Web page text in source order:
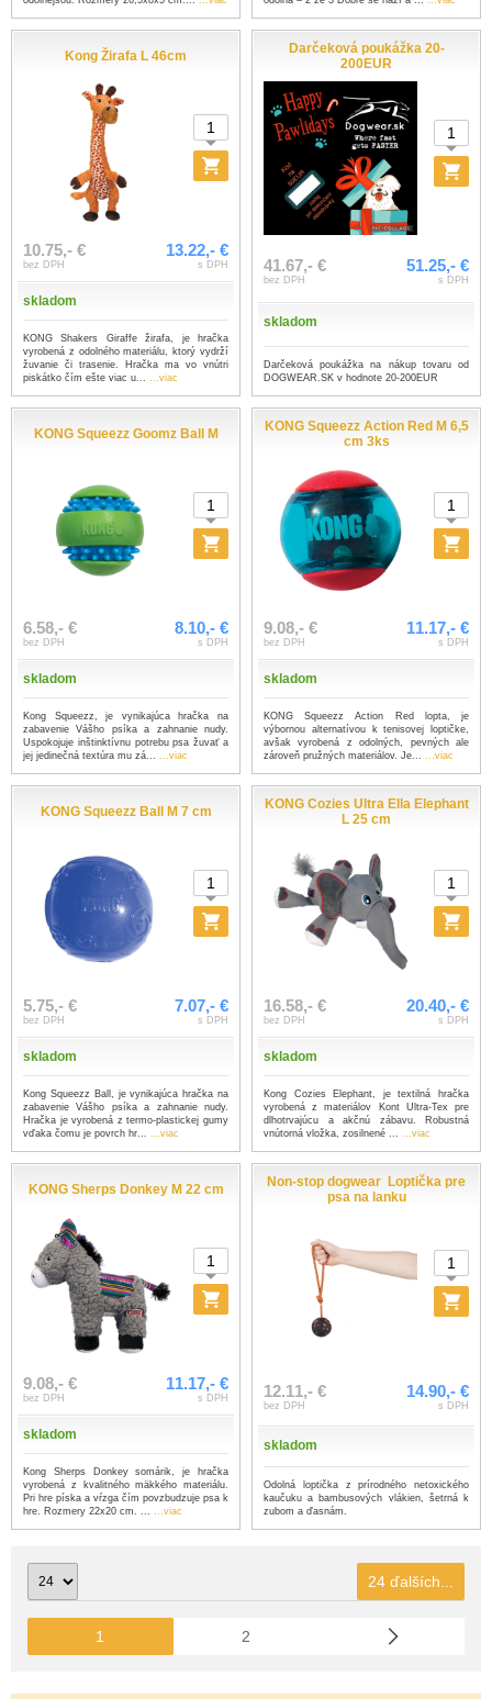
Kong Žirafa L 46cm
10.75,- €
bez DPH
13.22,- €
s DPH
skladom
KONG Shakers Giraffe žirafa, je hračka
vyrobená z odolného materiálu, ktorý vydrží
žuvanie či trasenie. Hračka ma vo vnútri
piskátko čím ešte viac u... ...viac
Darčeková poukážka 20-
200EUR
41.67,- €
bez DPH
51.25,- €
s DPH
skladom
Darčeková poukážka na nákup tovaru od
DOGWEAR.SK v hodnote 20-200EUR
KONG Squeezz Goomz Ball M
6.58,- €
bez DPH
8.10,- €
s DPH
skladom
Kong Squeezz, je vynikajúca hračka na
zabavenie Vášho psíka a zahnanie nudy.
Uspokojuje inštinktívnu potrebu psa žuvať a
jej jedinečná textúra mu zá... ...viac
KONG Squeezz Action Red M 6,5
cm 3ks
9.08,- €
bez DPH
11.17,- €
s DPH
skladom
KONG Squeezz Action Red lopta, je
výbornou alternatívou k tenisovej loptičke,
avšak vyrobená z odolných, pevných ale
zároveň pružných materiálov. Je... ...viac
KONG Squeezz Ball M 7 cm
5.75,- €
bez DPH
7.07,- €
s DPH
skladom
Kong Squeezz Ball, je vynikajúca hračka na
zabavenie Vášho psíka a zahnanie nudy.
Hračka je vyrobená z termo-plastickej gumy
vďaka čomu je povrch hr... ...viac
KONG Cozies Ultra Ella Elephant
L 25 cm
16.58,- €
bez DPH
20.40,- €
s DPH
skladom
Kong Cozies Elephant, je textilná hračka
vyrobená z materiálov Kont Ultra-Tex pre
dlhotrvajúcu a akčnú zábavu. Robustná
vnútorná vložka, zosilnené ... ...viac
KONG Sherps Donkey M 22 cm
9.08,- €
bez DPH
11.17,- €
s DPH
skladom
Kong Sherps Donkey somárik, je hračka
vyrobená z kvalitného mäkkého materiálu.
Pri hre píska a vŕzga čím povzbudzuje psa k
hre. Rozmery 22x20 cm. ... ...viac
Non-stop dogwear Loptička pre
psa na lanku
12.11,- €
bez DPH
14.90,- €
s DPH
skladom
Odolná loptička z prírodného netoxického
kaučuku a bambusových vlákien, šetrná k
zubom a ďasnám.
24 ďalších...
1 2